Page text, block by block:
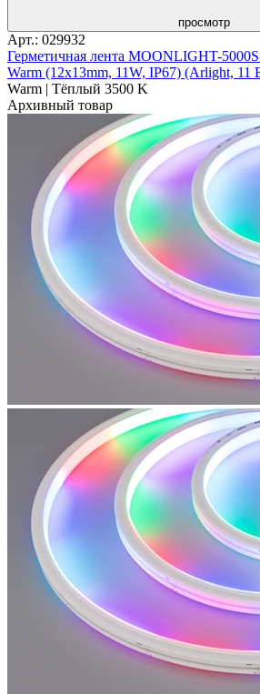
просмотр
Арт.: 029932
Герметичная лента MOONLIGHT-
Warm (12х13mm, 11W, IP67) (Arlight, 11
Warm | Тёплый 3500 K
Архивный товар